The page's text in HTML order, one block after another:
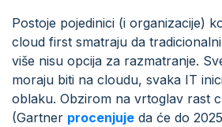
Postoje pojedinici (i organizacije)
cloud first smatraju da
više nisu opcija za razmatranje.
moraju biti na cloudu, svaka IT
oblaku. Obzirom na vrtoglav rast
(Gartner procenjuje da će do